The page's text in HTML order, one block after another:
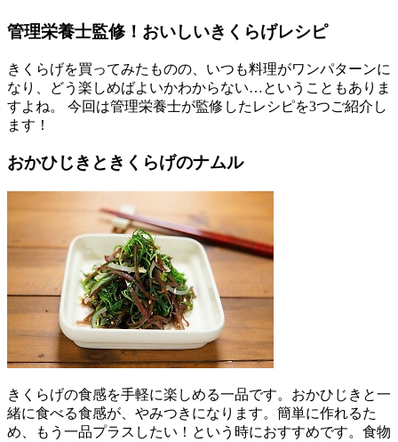
管理栄養士監修！おいしいきくらげレシピ
きくらげを買ってみたものの、いつも料理がワンパターンに
なり、どう楽しめばよいかわからない…ということもありま
すよね。 今回は管理栄養士が監修したレシピを3つご紹介し
ます！
おかひじきときくらげのナムル
きくらげの食感を手軽に楽しめる一品です。おかひじきと一
緒に食べる食感が、やみつきになります。簡単に作れるた
め、もう一品プラスしたい！という時におすすめです。食物